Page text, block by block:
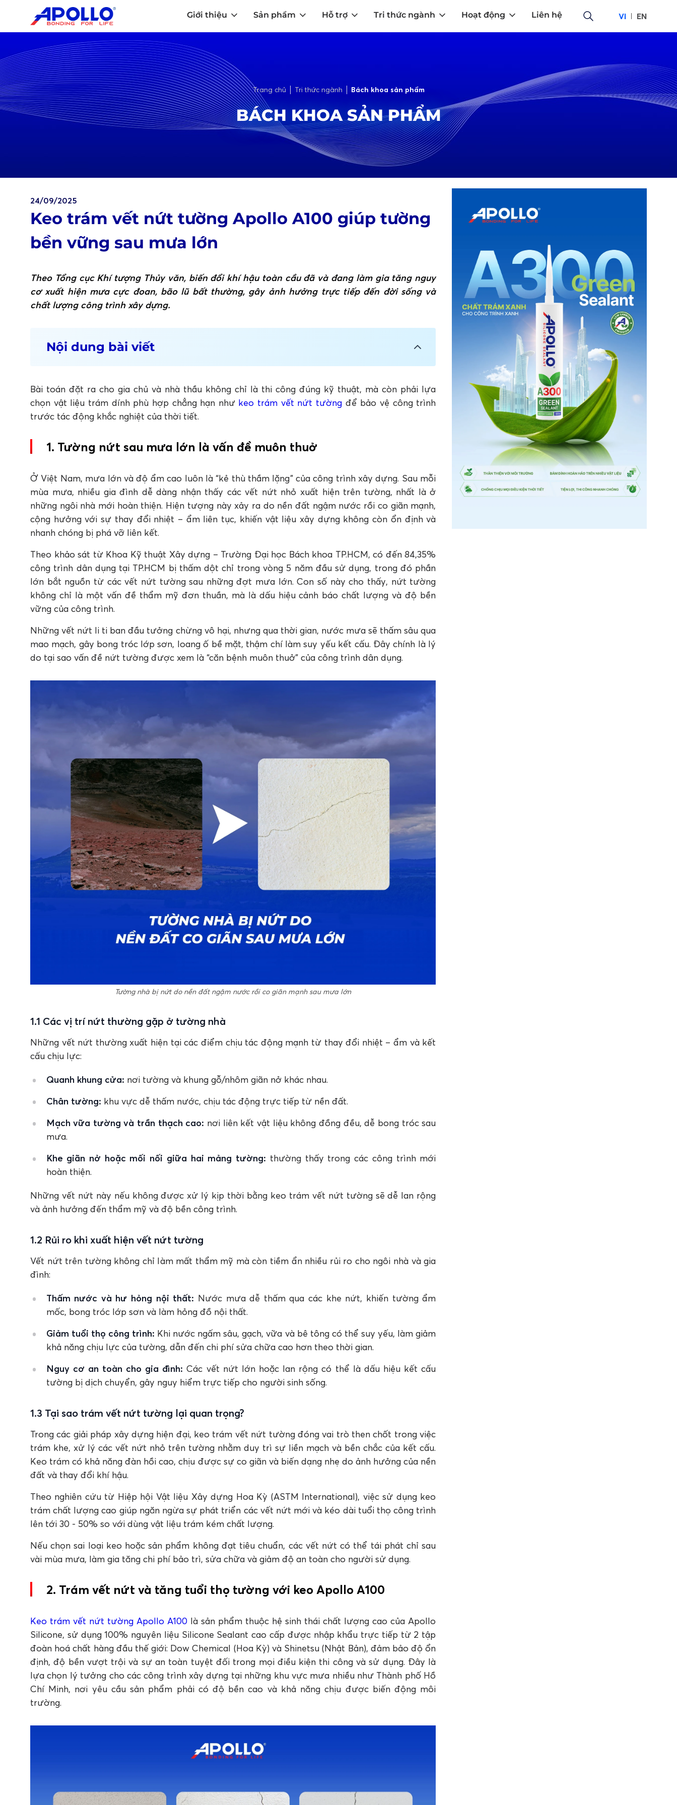
Giới thiệu Sản phẩm Hỗ trợ Tri thức ngành Hoạt động Liên hệ VI EN
Trang chủ Tri thức ngành Bách khoa sản phẩm
BÁCH KHOA SẢN PHẨM
24/09/2025
Keo trám vết nứt tường Apollo A100 giúp tường
bền vững sau mưa lớn
Theo Tổng cục Khí tượng Thủy văn, biến đổi khí hậu toàn cầu đã và đang làm gia tăng nguy
cơ xuất hiện mưa cực đoan, bão lũ bất thường, gây ảnh hưởng trực tiếp đến đời sống và
chất lượng công trình xây dựng.
Nội dung bài viết
1. Tường nứt sau mưa lớn là vấn đề muôn thuở
1.2 Rủi ro khi xuất hiện vết nứt tường
1.3 Tại sao trám vết nứt tường lại quan trọng?
2. Trám vết nứt và tăng tuổi thọ tường với keo Apollo A100
FAQ: Câu hỏi thường gặp về keo trám vết nứt tường Apollo A100
1. Tại sao tường nhà hay bị nứt sau mưa lớn?
3. Có thể mua keo trám vết nứt tường Apollo A100 và keo bọt nở Apollo PU Foam chính hãng ở
Bài toán đặt ra cho gia chủ và nhà thầu không chỉ là thi công đúng kỹ thuật, mà còn phải lựa
chọn vật liệu trám dính phù hợp chẳng hạn như keo trám vết nứt tường để bảo vệ công trình
trước tác động khắc nghiệt của thời tiết.
1. Tường nứt sau mưa lớn là vấn đề muôn thuở
Ở Việt Nam, mưa lớn và độ ẩm cao luôn là “kẻ thù thầm lặng” của công trình xây dựng. Sau mỗi
mùa mưa, nhiều gia đình dễ dàng nhận thấy các vết nứt nhỏ xuất hiện trên tường, nhất là ở
những ngôi nhà mới hoàn thiện. Hiện tượng này xảy ra do nền đất ngậm nước rồi co giãn mạnh,
cộng hưởng với sự thay đổi nhiệt – ẩm liên tục, khiến vật liệu xây dựng không còn ổn định và
nhanh chóng bị phá vỡ liên kết.
Theo khảo sát từ Khoa Kỹ thuật Xây dựng – Trường Đại học Bách khoa TP.HCM, có đến 84,35%
công trình dân dụng tại TP.HCM bị thấm dột chỉ trong vòng 5 năm đầu sử dụng, trong đó phần
lớn bắt nguồn từ các vết nứt tường sau những đợt mưa lớn. Con số này cho thấy, nứt tường
không chỉ là một vấn đề thẩm mỹ đơn thuần, mà là dấu hiệu cảnh báo chất lượng và độ bền
vững của công trình.
Những vết nứt li ti ban đầu tưởng chừng vô hại, nhưng qua thời gian, nước mưa sẽ thấm sâu qua
mao mạch, gây bong tróc lớp sơn, loang ố bề mặt, thậm chí làm suy yếu kết cấu. Đây chính là lý
do tại sao vấn đề nứt tường được xem là “căn bệnh muôn thuở” của công trình dân dụng.
Tường nhà bị nứt do nền đất ngậm nước rồi co giãn mạnh sau mưa lớn
1.1 Các vị trí nứt thường gặp ở tường nhà
Những vết nứt thường xuất hiện tại các điểm chịu tác động mạnh từ thay đổi nhiệt – ẩm và kết
cấu chịu lực:
Quanh khung cửa: nơi tường và khung gỗ/nhôm giãn nở khác nhau.
Chân tường: khu vực dễ thấm nước, chịu tác động trực tiếp từ nền đất.
Mạch vữa tường và trần thạch cao: nơi liên kết vật liệu không đồng đều, dễ bong tróc sau
mưa.
Khe giãn nở hoặc mối nối giữa hai mảng tường: thường thấy trong các công trình mới
hoàn thiện.
Những vết nứt này nếu không được xử lý kịp thời bằng keo trám vết nứt tường sẽ dễ lan rộng
và ảnh hưởng đến thẩm mỹ và độ bền công trình.
1.2 Rủi ro khi xuất hiện vết nứt tường
Vết nứt trên tường không chỉ làm mất thẩm mỹ mà còn tiềm ẩn nhiều rủi ro cho ngôi nhà và gia
đình:
Thấm nước và hư hỏng nội thất: Nước mưa dễ thấm qua các khe nứt, khiến tường ẩm
mốc, bong tróc lớp sơn và làm hỏng đồ nội thất.
Giảm tuổi thọ công trình: Khi nước ngấm sâu, gạch, vữa và bê tông có thể suy yếu, làm giảm
khả năng chịu lực của tường, dẫn đến chi phí sửa chữa cao hơn theo thời gian.
Nguy cơ an toàn cho gia đình: Các vết nứt lớn hoặc lan rộng có thể là dấu hiệu kết cấu
tường bị dịch chuyển, gây nguy hiểm trực tiếp cho người sinh sống.
1.3 Tại sao trám vết nứt tường lại quan trọng?
Trong các giải pháp xây dựng hiện đại, keo trám vết nứt tường đóng vai trò then chốt trong việc
trám khe, xử lý các vết nứt nhỏ trên tường nhằm duy trì sự liền mạch và bền chắc của kết cấu.
Keo trám có khả năng đàn hồi cao, chịu được sự co giãn và biến dạng nhẹ do ảnh hưởng của nền
đất và thay đổi khí hậu.
Theo nghiên cứu từ Hiệp hội Vật liệu Xây dựng Hoa Kỳ (ASTM International), việc sử dụng keo
trám chất lượng cao giúp ngăn ngừa sự phát triển các vết nứt mới và kéo dài tuổi thọ công trình
lên tới 30 - 50% so với dùng vật liệu trám kém chất lượng.
Nếu chọn sai loại keo hoặc sản phẩm không đạt tiêu chuẩn, các vết nứt có thể tái phát chỉ sau
vài mùa mưa, làm gia tăng chi phí bảo trì, sửa chữa và giảm độ an toàn cho người sử dụng.
2. Trám vết nứt và tăng tuổi thọ tường với keo Apollo A100
Keo trám vết nứt tường Apollo A100 là sản phẩm thuộc hệ sinh thái chất lượng cao của Apollo
Silicone, sử dụng 100% nguyên liệu Silicone Sealant cao cấp được nhập khẩu trực tiếp từ 2 tập
đoàn hoá chất hàng đầu thế giới: Dow Chemical (Hoa Kỳ) và Shinetsu (Nhật Bản), đảm bảo độ ổn
định, độ bền vượt trội và sự an toàn tuyệt đối trong mọi điều kiện thi công và sử dụng. Đây là
lựa chọn lý tưởng cho các công trình xây dựng tại những khu vực mưa nhiều như Thành phố Hồ
Chí Minh, nơi yêu cầu sản phẩm phải có độ bền cao và khả năng chịu được biến động môi
trường.